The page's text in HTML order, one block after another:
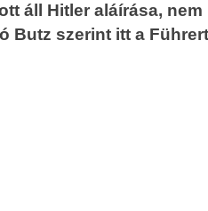
áll Hitler aláírása, nem
Butz szerint itt a